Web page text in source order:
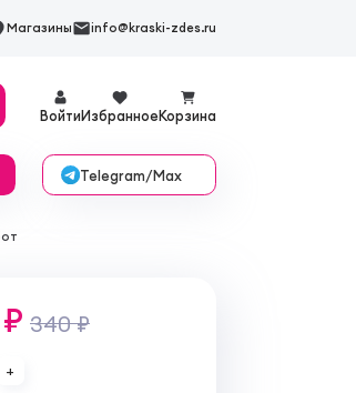
Магазины info@kraski-zdes.ru
ВойтиИзбранноеКорзина
Telegram/Max
340 ₽
+